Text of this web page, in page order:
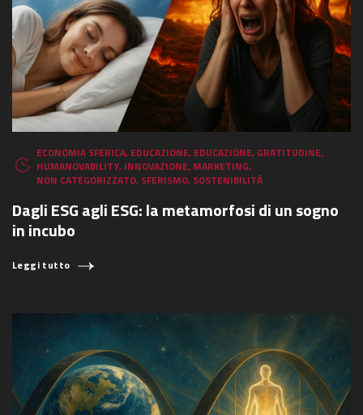
ECONOMIA SFERICA, EDUCAZIONE, EDUCAZIONE, GRATITUDINE,
HUMANOVABILITY, INNOVAZIONE, MARKETING,
NON CATEGORIZZATO, SFERISMO, SOSTENIBILITÀ
Dagli ESG agli ESG: la metamorfosi di un sogno
in incubo
Leggi tutto